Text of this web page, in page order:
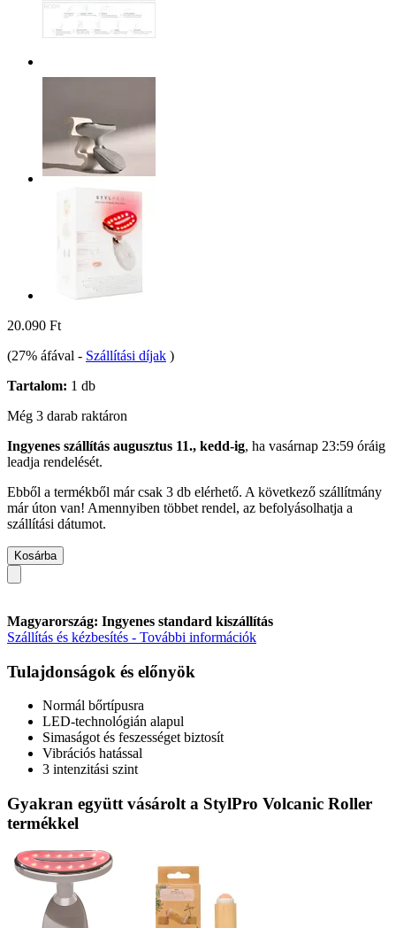
20.090 Ft
(27% áfával - Szállítási díjak )
Tartalom: 1 db
Még 3 darab raktáron
Ingyenes szállítás augusztus 11., kedd-ig, ha vasárnap 23:59 óráig
leadja rendelését.
Ebből a termékből már csak 3 db elérhető. A következő szállítmány
már úton van! Amennyiben többet rendel, az befolyásolhatja a
szállítási dátumot.
Kosárba
Magyarország: Ingyenes standard kiszállítás
Szállítás és kézbesítés - További információk
Tulajdonságok és előnyök
Normál bőrtípusra
LED-technológián alapul
Simaságot és feszességet biztosít
Vibrációs hatással
3 intenzitási szint
Gyakran együtt vásárolt a StylPro Volcanic Roller
termékkel